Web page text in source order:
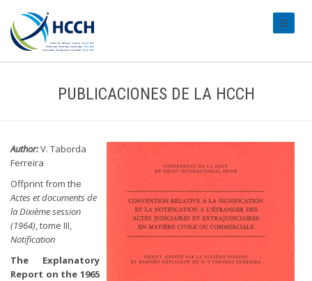
PUBLICACIONES DE LA HCCH
Author:V. Taborda
Ferreira
Offprint from the
Actes et documents de
la Dixième session
(1964), tome III,
Notification
The Explanatory
Report on the 1965